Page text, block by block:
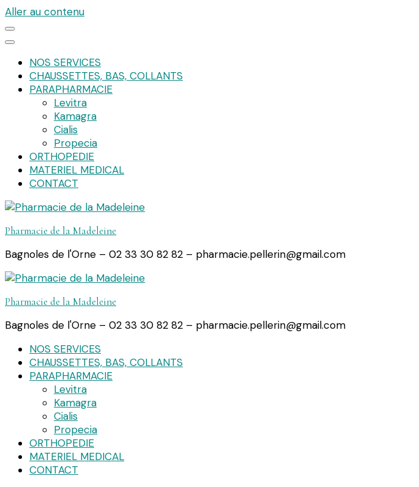
Aller au contenu
NOS SERVICES
CHAUSSETTES, BAS, COLLANTS
PARAPHARMACIE
Levitra
Kamagra
Cialis
Propecia
ORTHOPEDIE
MATERIEL MEDICAL
CONTACT
Pharmacie de la Madeleine
Bagnoles de l'Orne – 02 33 30 82 82 – pharmacie.pellerin@gmail.com
Pharmacie de la Madeleine
Bagnoles de l'Orne – 02 33 30 82 82 – pharmacie.pellerin@gmail.com
NOS SERVICES
CHAUSSETTES, BAS, COLLANTS
PARAPHARMACIE
Levitra
Kamagra
Cialis
Propecia
ORTHOPEDIE
MATERIEL MEDICAL
CONTACT